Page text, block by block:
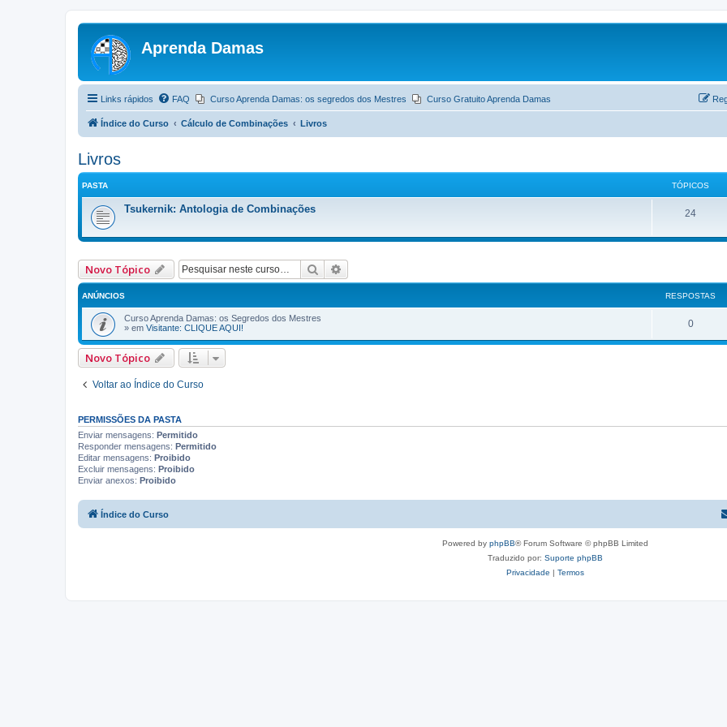
Aprenda Damas
Links rápidos FAQ Curso Aprenda Damas: os segredos dos Mestres Curso Gratuito Aprenda Damas
Índice do Curso Cálculo de Combinações Livros
Livros
PASTA TÓPICOS
Tsukernik: Antologia de Combinações 24
Novo Tópico Pesquisar
ANÚNCIOS RESPOSTAS
Curso Aprenda Damas: os Segredos dos Mestres
» em Visitante: CLIQUE AQUI! 0
Novo Tópico
Voltar ao Índice do Curso
PERMISSÕES DA PASTA
Enviar mensagens: Permitido
Responder mensagens: Permitido
Editar mensagens: Proibido
Excluir mensagens: Proibido
Enviar anexos: Proibido
Índice do Curso
Powered by phpBB® Forum Software © phpBB Limited
Traduzido por: Suporte phpBB
Privacidade | Termos